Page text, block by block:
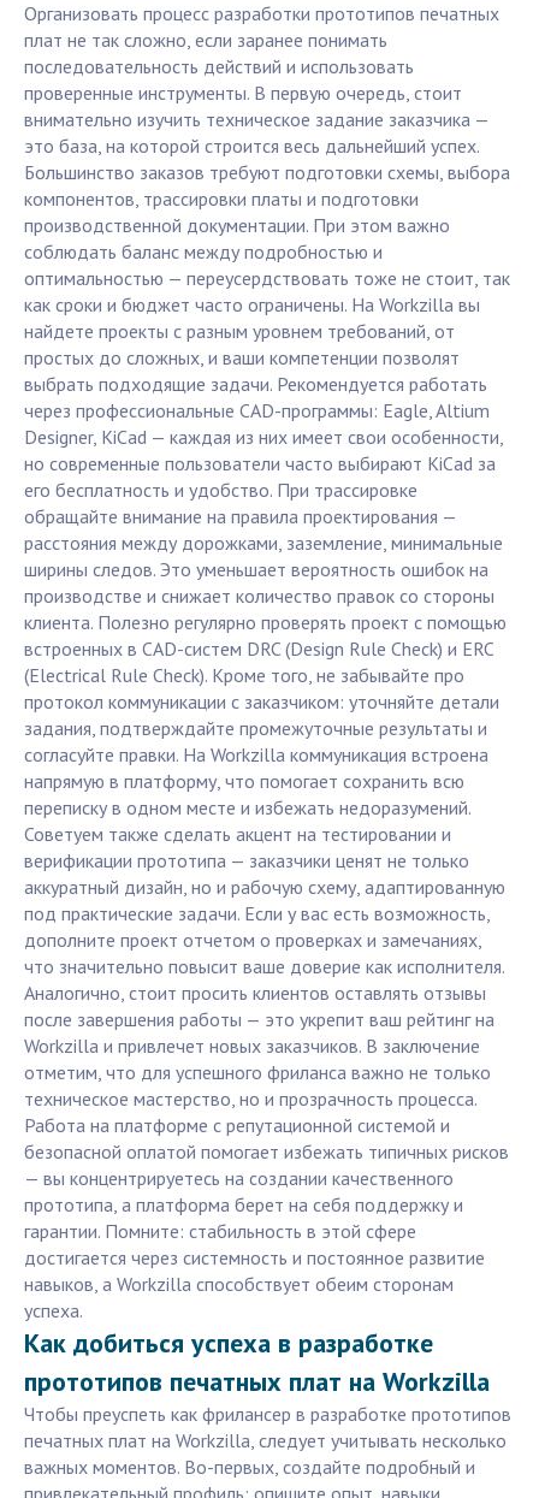
Организовать процесс разработки прототипов печатных
плат не так сложно, если заранее понимать
последовательность действий и использовать
проверенные инструменты. В первую очередь, стоит
внимательно изучить техническое задание заказчика —
это база, на которой строится весь дальнейший успех.
Большинство заказов требуют подготовки схемы, выбора
компонентов, трассировки платы и подготовки
производственной документации. При этом важно
соблюдать баланс между подробностью и
оптимальностью — переусердствовать тоже не стоит, так
как сроки и бюджет часто ограничены. На Workzilla вы
найдете проекты с разным уровнем требований, от
простых до сложных, и ваши компетенции позволят
выбрать подходящие задачи. Рекомендуется работать
через профессиональные CAD-программы: Eagle, Altium
Designer, KiCad — каждая из них имеет свои особенности,
но современные пользователи часто выбирают KiCad за
его бесплатность и удобство. При трассировке
обращайте внимание на правила проектирования —
расстояния между дорожками, заземление, минимальные
ширины следов. Это уменьшает вероятность ошибок на
производстве и снижает количество правок со стороны
клиента. Полезно регулярно проверять проект с помощью
встроенных в CAD-систем DRC (Design Rule Check) и ERC
(Electrical Rule Check). Кроме того, не забывайте про
протокол коммуникации с заказчиком: уточняйте детали
задания, подтверждайте промежуточные результаты и
согласуйте правки. На Workzilla коммуникация встроена
напрямую в платформу, что помогает сохранить всю
переписку в одном месте и избежать недоразумений.
Советуем также сделать акцент на тестировании и
верификации прототипа — заказчики ценят не только
аккуратный дизайн, но и рабочую схему, адаптированную
под практические задачи. Если у вас есть возможность,
дополните проект отчетом о проверках и замечаниях,
что значительно повысит ваше доверие как исполнителя.
Аналогично, стоит просить клиентов оставлять отзывы
после завершения работы — это укрепит ваш рейтинг на
Workzilla и привлечет новых заказчиков. В заключение
отметим, что для успешного фриланса важно не только
техническое мастерство, но и прозрачность процесса.
Работа на платформе с репутационной системой и
безопасной оплатой помогает избежать типичных рисков
— вы концентрируетесь на создании качественного
прототипа, а платформа берет на себя поддержку и
гарантии. Помните: стабильность в этой сфере
достигается через системность и постоянное развитие
навыков, а Workzilla способствует обеим сторонам
успеха.
Как добиться успеха в разработке
прототипов печатных плат на Workzilla
Чтобы преуспеть как фрилансер в разработке прототипов
печатных плат на Workzilla, следует учитывать несколько
важных моментов. Во-первых, создайте подробный и